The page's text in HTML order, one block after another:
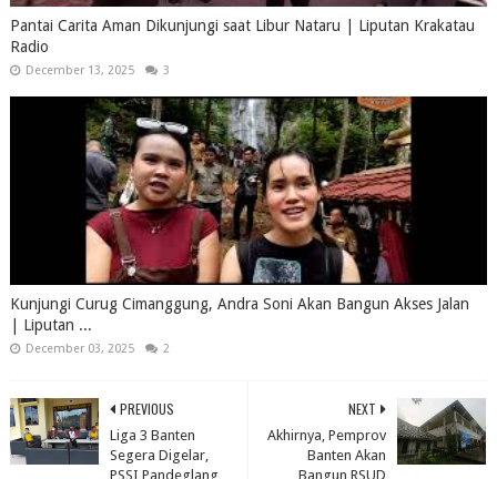
Pantai Carita Aman Dikunjungi saat Libur Nataru | Liputan Krakatau
Radio
December 13, 2025 3
Kunjungi Curug Cimanggung, Andra Soni Akan Bangun Akses Jalan
| Liputan ...
December 03, 2025 2
NEXT
Akhirnya, Pemprov
Banten Akan
Bangun RSUD
PREVIOUS
Liga 3 Banten
Segera Digelar,
PSSI Pandeglang